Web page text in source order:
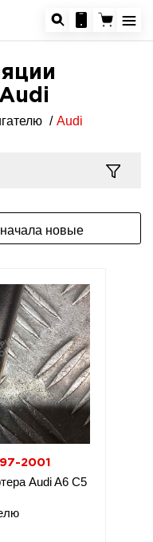
Audi
новые
2001
Audi A6 C5